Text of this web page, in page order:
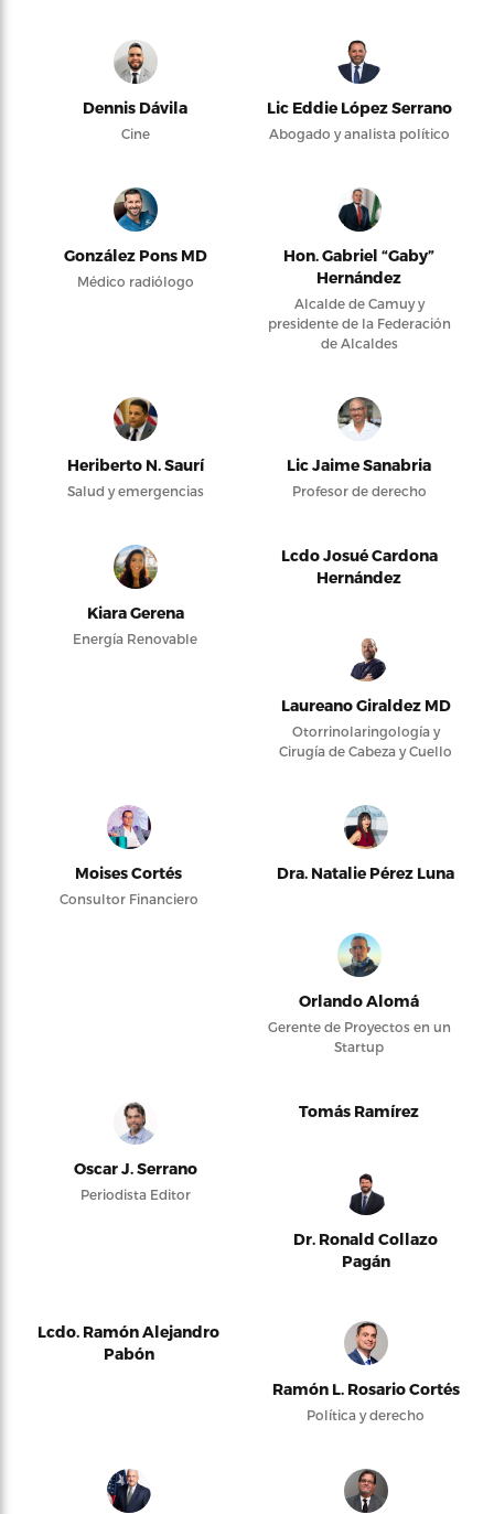
Dennis Dávila
Cine
Lic Eddie López Serrano
Abogado y analista político
González Pons MD
Médico radiólogo
Hon. Gabriel “Gaby”
Hernández
Alcalde de Camuy y
presidente de la Federación
de Alcaldes
Heriberto N. Saurí
Salud y emergencias
Lic Jaime Sanabria
Profesor de derecho
Kiara Gerena
Energía Renovable
Lcdo Josué Cardona
Hernández
Laureano Giraldez MD
Otorrinolaringología y
Cirugía de Cabeza y Cuello
Moises Cortés
Consultor Financiero
Dra. Natalie Pérez Luna
Orlando Alomá
Gerente de Proyectos en un
Startup
Oscar J. Serrano
Periodista Editor
Tomás Ramírez
Dr. Ronald Collazo
Pagán
Lcdo. Ramón Alejandro
Pabón
Ramón L. Rosario Cortés
Política y derecho